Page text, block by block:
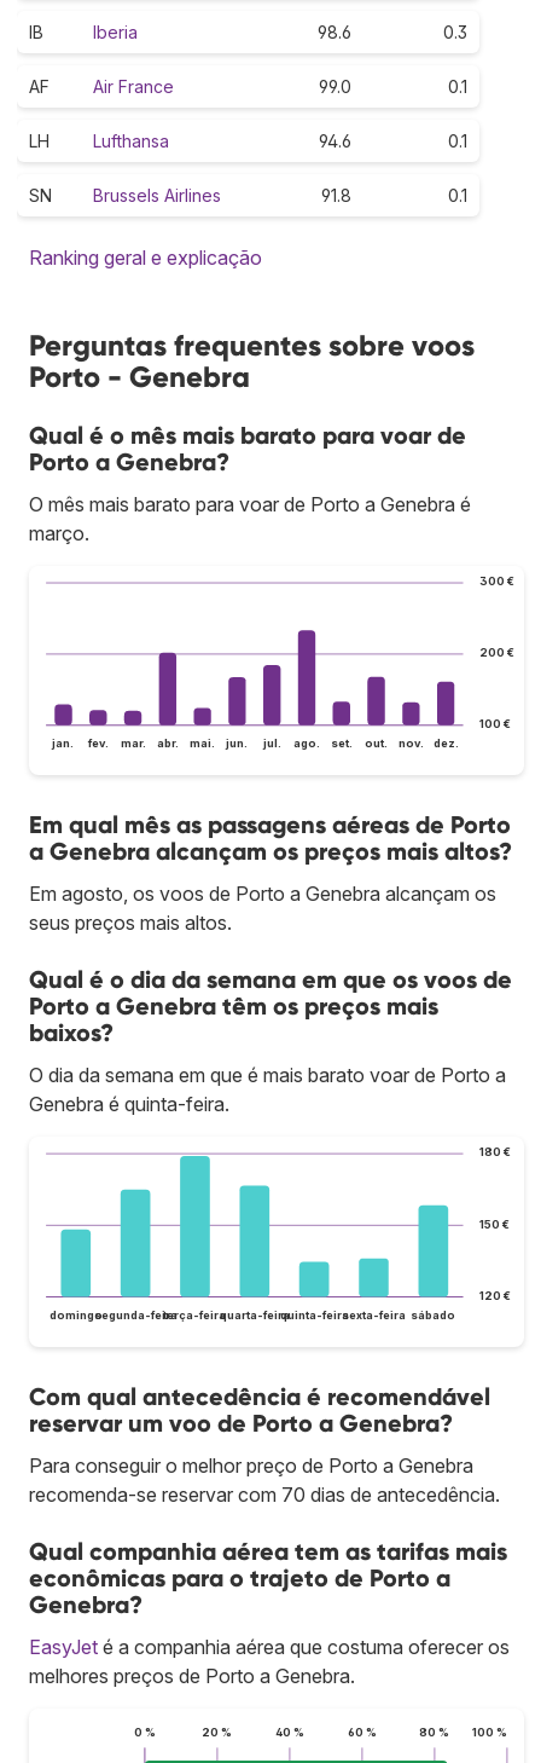
IB Iberia 98.6 0.3
AF Air France 99.0 0.1
LH Lufthansa 94.6 0.1
SN Brussels Airlines 91.8 0.1
Ranking geral e explicação
Perguntas frequentes sobre voos
Porto - Genebra
Qual é o mês mais barato para voar de
Porto a Genebra?
O mês mais barato para voar de Porto a Genebra é
março.
100 €
200 €
300 €
jan. fev. mar. abr. mai. jun. jul. ago. set. out. nov. dez.
Em qual mês as passagens aéreas de Porto
a Genebra alcançam os preços mais altos?
Em agosto, os voos de Porto a Genebra alcançam os
seus preços mais altos.
Qual é o dia da semana em que os voos de
Porto a Genebra têm os preços mais
baixos?
O dia da semana em que é mais barato voar de Porto a
Genebra é quinta-feira.
120 €
150 €
180 €
domingosegunda-feiraterça-feiraquarta-feiraquinta-feirasexta-feira sábado
Com qual antecedência é recomendável
reservar um voo de Porto a Genebra?
Para conseguir o melhor preço de Porto a Genebra
recomenda-se reservar com 70 dias de antecedência.
Qual companhia aérea tem as tarifas mais
econômicas para o trajeto de Porto a
Genebra?
EasyJet é a companhia aérea que costuma oferecer os
melhores preços de Porto a Genebra.
0 % 20 % 40 % 60 % 80 % 100 %